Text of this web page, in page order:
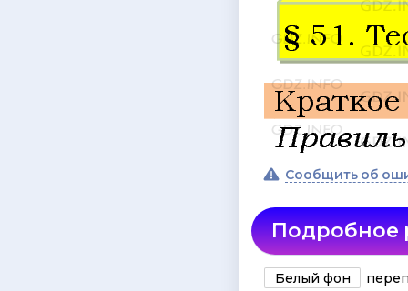
Сообщить об
Подробное
Белый фон